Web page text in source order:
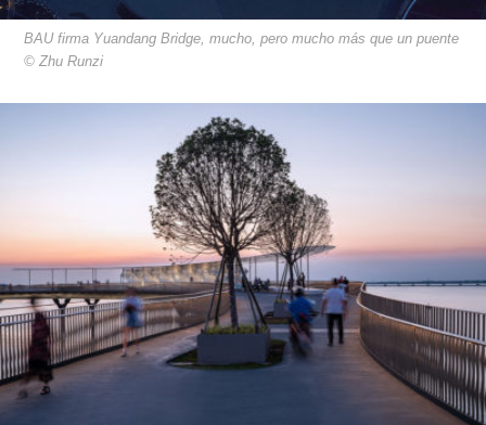
BAU firma Yuandang Bridge, mucho, pero mucho más que un puente
© Zhu Runzi